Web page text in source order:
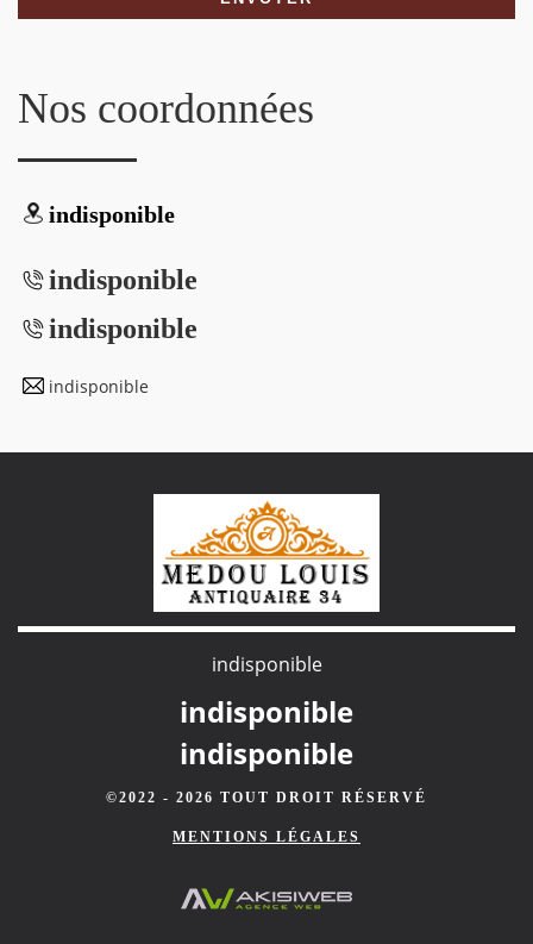
Nos coordonnées
indisponible
indisponible
indisponible
indisponible
indisponible
indisponible
indisponible
©2022 - 2026 TOUT DROIT RÉSERVÉ
MENTIONS LÉGALES